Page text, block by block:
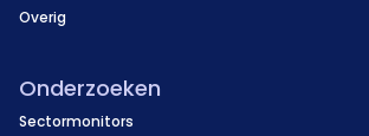
Overig
Onderzoeken
Sectormonitors